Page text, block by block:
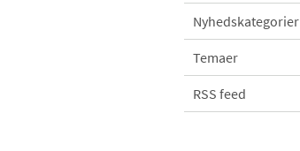
Nyhedskategorier
Temaer
RSS feed